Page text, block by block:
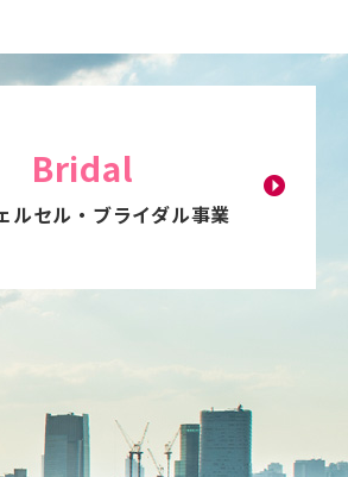
ルセル・ ブライダル事業